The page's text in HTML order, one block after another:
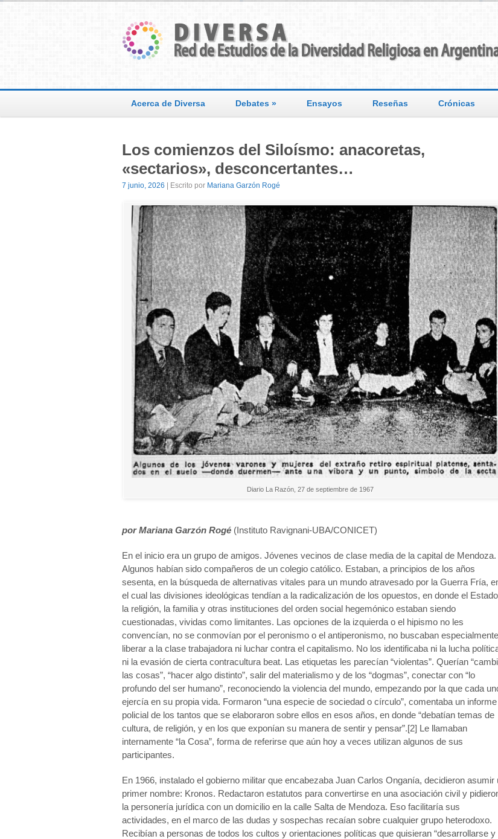
Acerca de Diversa Debates » Ensayos Reseñas Crónicas
Los comienzos del Siloísmo: anacoretas,
«sectarios», desconcertantes…
7 junio, 2026 | Escrito por Mariana Garzón Rogé
Diario La Razón, 27 de septiembre de 1967
por Mariana Garzón Rogé (Instituto Ravignani-UBA/CONICET)
En el inicio era un grupo de amigos. Jóvenes vecinos de clase media de la capital de Mendoza.
Algunos habían sido compañeros de un colegio católico. Estaban, a principios de los años
sesenta, en la búsqueda de alternativas vitales para un mundo atravesado por la Guerra Fría,
el cual las divisiones ideológicas tendían a la radicalización de los opuestos, en donde el
la religión, la familia y otras instituciones del orden social hegemónico estaban siendo
cuestionadas, vividas como limitantes. Las opciones de la izquierda o el hipismo no les
convencían, no se conmovían por el peronismo o el antiperonismo, no buscaban especialmente
liberar a la clase trabajadora ni luchar contra el capitalismo. No los identificaba ni la lucha
ni la evasión de cierta contracultura beat. Las etiquetas les parecían “violentas”. Querían
las cosas”, “hacer algo distinto”, salir del materialismo y de los “dogmas”, conectar con “lo
profundo del ser humano”, reconociendo la violencia del mundo, empezando por la que cada
ejercía en su propia vida. Formaron “una especie de sociedad o círculo”, comentaba un informe
policial de los tantos que se elaboraron sobre ellos en esos años, en donde “debatían temas de
cultura, de religión, y en los que exponían su manera de sentir y pensar”.[2] Le llamaban
internamente “la Cosa”, forma de referirse que aún hoy a veces utilizan algunos de sus
participantes.
En 1966, instalado el gobierno militar que encabezaba Juan Carlos Onganía, decidieron asumir
primer nombre: Kronos. Redactaron estatutos para convertirse en una asociación civil y
la personería jurídica con un domicilio en la calle Salta de Mendoza. Eso facilitaría sus
actividades, en el marco de las dudas y sospechas recaían sobre cualquier grupo heterodoxo.
Recibían a personas de todos los cultos y orientaciones políticas que quisieran “desarrollarse y